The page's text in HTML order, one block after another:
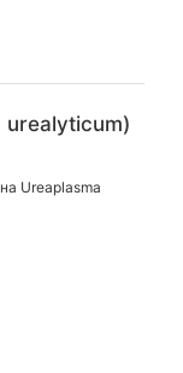
urealyticum)
Ureaplasma